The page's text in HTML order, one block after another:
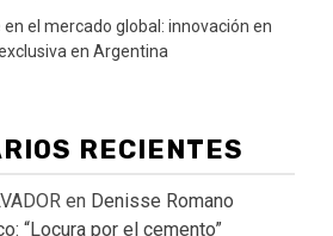
el mercado global: innovación en
en Argentina
RECIENTES
en Denisse Romano
“Locura por el cemento”